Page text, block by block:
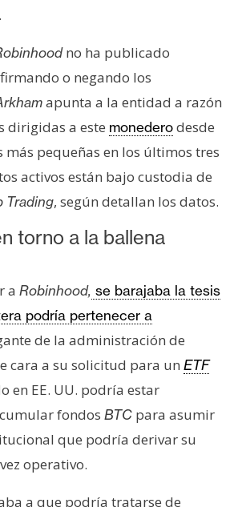
.
no ha publicado
o negando los
apunta a la entidad a razón
dirigidas a este monederodesde
más pequeñas en los últimos tres
activos están bajo custodia de
Trading, según detallan los datos.
torno a la ballena
a Robinhood, se barajaba la tesis
podría pertenecer a
de la administración de
cara a su solicitud para un ETF
en EE. UU. podría estar
fondos BTC para asumir
que podría derivar su
operativo.
a que podría tratarse de